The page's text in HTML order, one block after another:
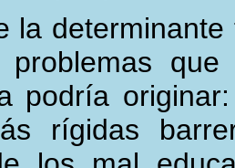
la
problemas
podría
rígidas